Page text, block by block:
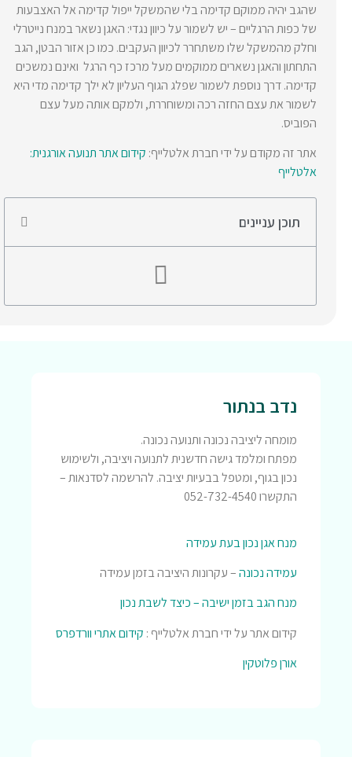
שהגב יהיה ממוקם קדימה בלי שהמשקל ייפול קדימה אל האצבעות
של כפות הרגליים – יש לשמור על כיוון נגדי: האגן נשאר במנח נייטרלי
וחלק מהמשקל שלו משתחרר לכיוון העקבים. כמו כן אזור הבטן, הגב
התחתון והאגן נשארים ממוקמים מעל מרכז כף הרגל ואינם נמשכים
קדימה. דרך נוספת לשמור שפלג הגוף העליון לא ילך קדימה מדי היא
לשמור את עצם החזה רכה ומשוחררת, ולמקם אותה מעל עצם
הפוביס.
אתר זה מקודם על ידי חברת אלטלייף:קידום אתר תנועה אורגנית:
אלטלייף
תוכן עניינים
נדב בנתור
מומחה ליציבה נכונה ותנועה נכונה.
מפתח ומלמד גישה חדשנית לתנועה ויציבה, ולשימוש
נכון בגוף, ומטפל בבעיות יציבה. להרשמה לסדנאות –
התקשרו 052-732-4540
מנח אגן נכון בעת עמידה
עמידה נכונה– עקרונות היציבה בזמן עמידה
מנח הגב בזמן ישיבה – כיצד לשבת נכון
קידום אתר על ידי חברת אלטלייף :קידום אתרי וורדפרס
אורן פלוטקין